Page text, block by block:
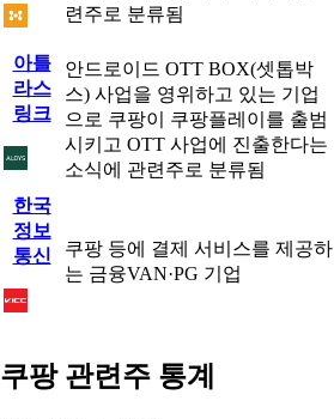
련주로 분류됨
아틀
라스
링크
안드로이드 OTT BOX(셋톱박
스) 사업을 영위하고 있는 기업
으로 쿠팡이 쿠팡플레이를 출범
시키고 OTT 사업에 진출한다는
소식에 관련주로 분류됨
한국
정보
통신
쿠팡 등에 결제 서비스를 제공하
는 금융VAN·PG 기업
쿠팡 관련주 통계